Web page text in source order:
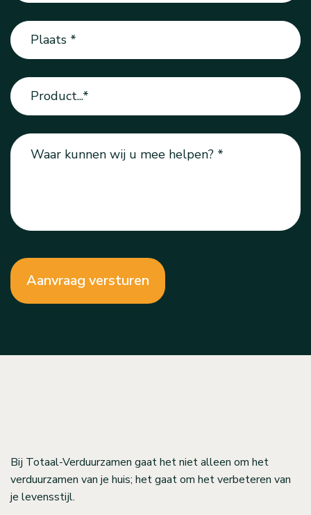
Plaats
Product
Vraag
Bij Totaal-Verduurzamen gaat het niet alleen om het
verduurzamen van je huis; het gaat om het verbeteren van
je levensstijl.